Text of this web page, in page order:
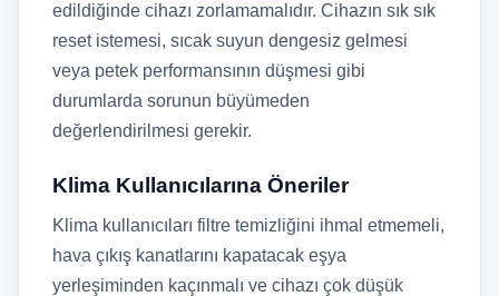
edildiğinde cihazı zorlamamalıdır. Cihazın sık sık
reset istemesi, sıcak suyun dengesiz gelmesi
veya petek performansının düşmesi gibi
durumlarda sorunun büyümeden
değerlendirilmesi gerekir.
Klima Kullanıcılarına Öneriler
Klima kullanıcıları filtre temizliğini ihmal etmemeli,
hava çıkış kanatlarını kapatacak eşya
yerleşiminden kaçınmalı ve cihazı çok düşük